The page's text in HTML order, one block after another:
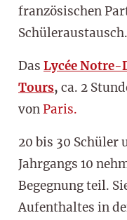
französischen
Schüleraustausch.
Das Lycée
Tours, ca. 2
vonParis.
20 bis 30 Schüler
Jahrgangs 10
Begegnung teil.
Aufenthaltes in